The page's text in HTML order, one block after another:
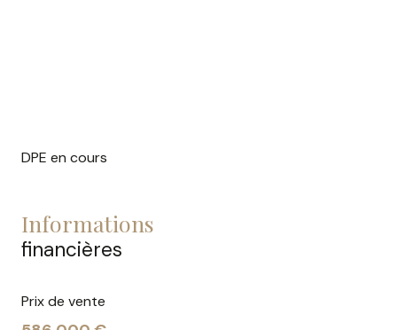
DPE en cours
informations
financières
Prix de vente